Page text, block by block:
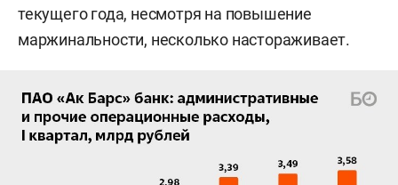
текущего года, несмотря на повышение
маржинальности, несколько настораживает.